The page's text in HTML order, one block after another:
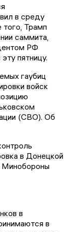
в среду
Трамп
саммита,
РФ
пятницу.
гаубиц
войск
(СВО). Об
в Донецкой
Минобороны
в
в